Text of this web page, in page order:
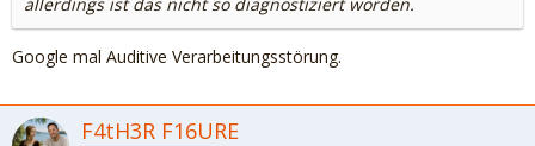
Google mal Auditive Verarbeitungsstörung.
F4tH3R F16URE